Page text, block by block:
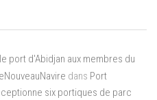
port d'Abidjan aux membres du
dans Port
six portiques de parc